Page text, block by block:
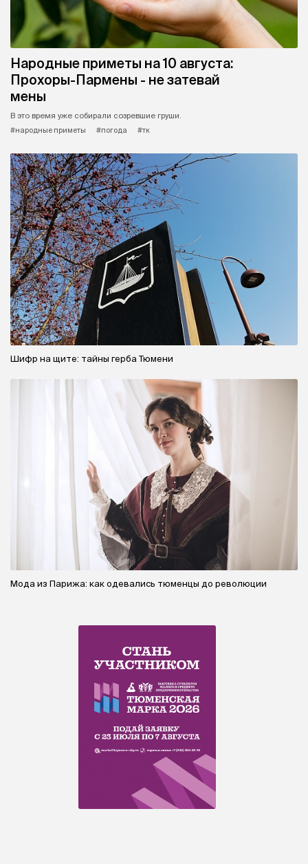
Народные приметы на 10 августа:
Прохоры-Пармены - не затевай
мены
В это время уже собирали созревшие груши.
#народные приметы
#погода #тк
Шифр на щите: тайны герба Тюмени
Мода из Парижа: как одевались тюменцы до революции